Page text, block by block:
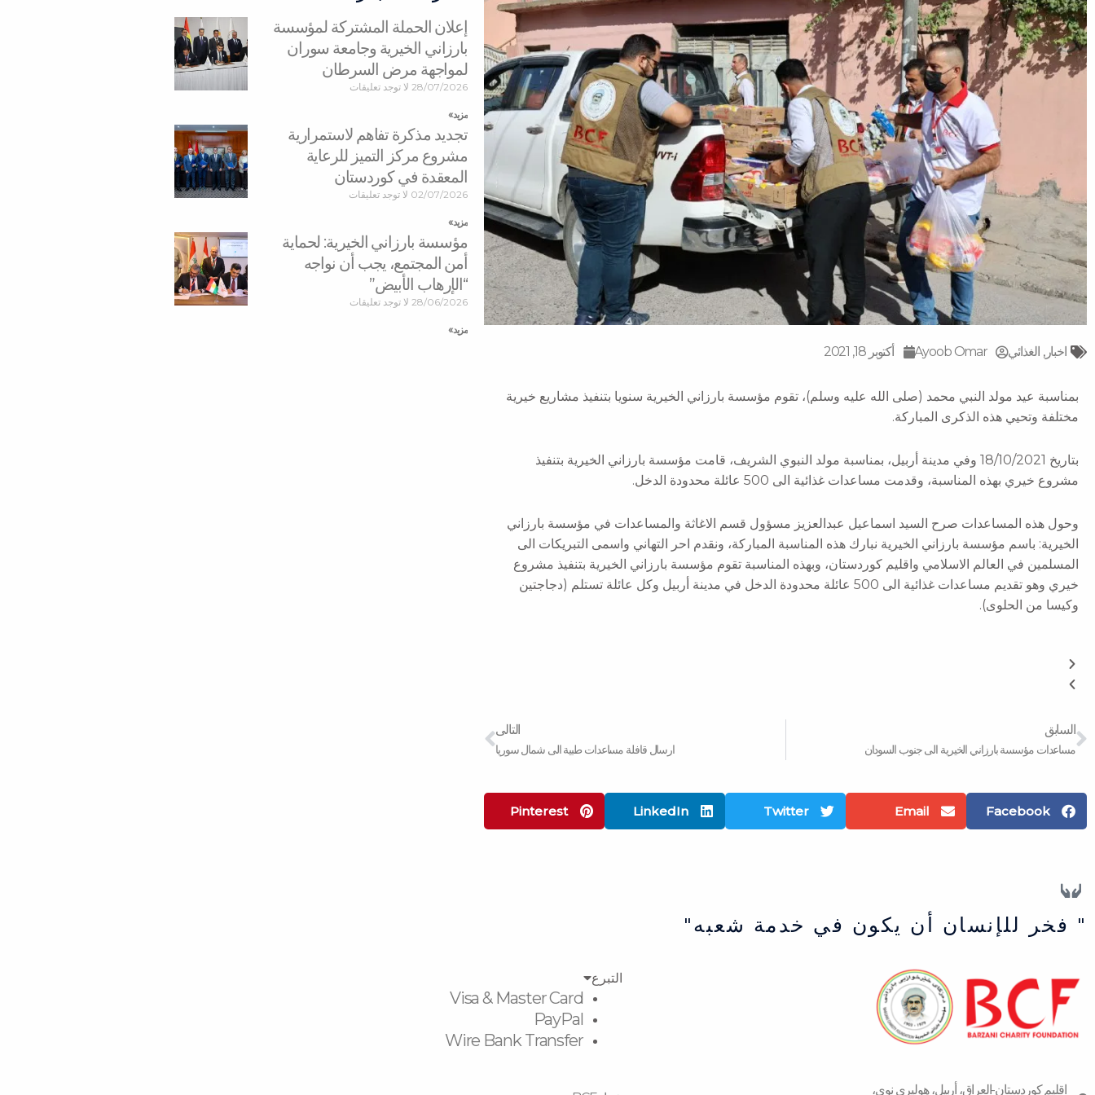
اخبار,الغذائي Ayoob Omar أكتوبر 18, 2021
بمناسبة عيد مولد النبي محمد (صلى الله عليه وسلم)، تقوم مؤسسة بارزاني الخيرية سنويا بتنفيذ مشاريع خيرية
مختلفة وتحيي هذه الذكرى المباركة.
بتاريخ 18/10/2021 وفي مدينة أربيل، بمناسبة مولد النبوي الشريف، قامت مؤسسة بارزاني الخيرية بتنفيذ
مشروع خيري بهذه المناسبة، وقدمت مساعدات غذائية الى 500 عائلة محدودة الدخل.
وحول هذه المساعدات صرح السيد اسماعيل عبدالعزيز مسؤول قسم الاغاثة والمساعدات في مؤسسة بارزاني
الخيرية: باسم مؤسسة بارزاني الخيرية نبارك هذه المناسبة المباركة، ونقدم احر التهاني واسمى التبريكات الى
المسلمين في العالم الاسلامي واقليم كوردستان، وبهذه المناسبة تقوم مؤسسة بارزاني الخيرية بتنفيذ مشروع
خيري وهو تقديم مساعدات غذائية الى 500 عائلة محدودة الدخل في مدينة أربيل وكل عائلة تستلم (دجاجتين
وكيسا من الحلوى).
Prev
السابق
مساعدات مؤسسة بارزاني الخيرية الى جنوب السودان
التالى
ارسال قافلة مساعدات طبية الى شمال سوريا
Next
Facebook
Email
Twitter
LinkedIn
Pinterest
إعلان الحملة المشتركة لمؤسسة
بارزاني الخيرية وجامعة سوران
لمواجهة مرض السرطان
28/07/2026 لا توجد تعليقات
مزید »
تجديد مذكرة تفاهم لاستمرارية
مشروع مركز التميز للرعاية
المعقدة في كوردستان
02/07/2026 لا توجد تعليقات
مزید »
مؤسسة بارزاني الخيرية: لحماية
أمن المجتمع، يجب أن نواجه
“الإرهاب الأبيض”
28/06/2026 لا توجد تعليقات
مزید »
" فخر للإنسان أن يكون في خدمة شعبه"
اقلیم كوردستان-العراق، أربیل، هولیری نوی،
التبرع
Visa & Master Card
PayPal
Wire Bank Transfer